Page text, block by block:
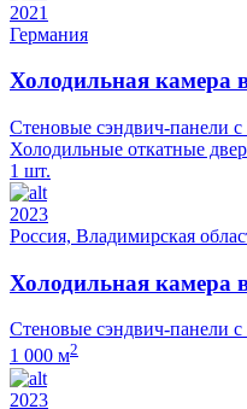
2021
Германия
Холодильная камера
Стеновые сэндвич-панели с
Холодильные откатные
1 шт.
2023
Россия, Владимирская
Холодильная камера
Стеновые сэндвич-панели с
1 000 м2
2023